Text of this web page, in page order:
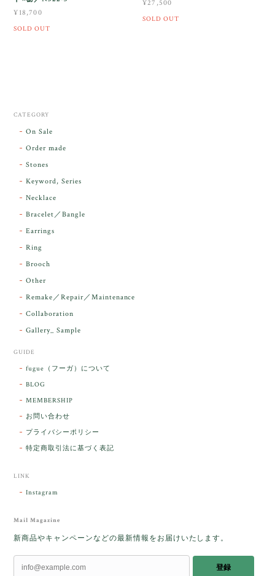
¥18,700
SOLD OUT
¥27,500
SOLD OUT
CATEGORY
On Sale
Order made
Stones
Keyword, Series
Necklace
Bracelet／Bangle
Earrings
Ring
Brooch
Other
Remake／Repair／Maintenance
Collaboration
Gallery_ Sample
GUIDE
fugue（フーガ）について
BLOG
MEMBERSHIP
お問い合わせ
プライバシーポリシー
特定商取引法に基づく表記
LINK
Instagram
Mail Magazine
新商品やキャンペーンなどの最新情報をお届けいたします。
登録